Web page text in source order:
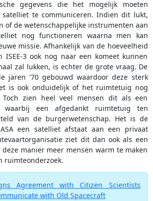
gegevens die het mogelijk moeten
satelliet te communiceren. Indien dit lukt,
of de wetenschappelijke instrumenten aan
nog functioneren waarna men kan
missie. Afhankelijk van de hoeveelheid
ISEE-3 ook nog naar een komeet kunnen
zal lukken, is echter de grote vraag. De
jaren '70 gebouwd waardoor deze sterk
is ook onduidelijk of het ruimtetuig nog
Toch zien heel veel mensen dit als een
waarbij een afgedankt ruimtetuig ten
van de burgerwetenschap. Het is de
een satelliet afstaat aan een privaat
ziet dit dan ook als een
manier meer mensen warm te maken
ruimteonderzoek.
Agreement with Citizen Scientists
with Old Spacecraft